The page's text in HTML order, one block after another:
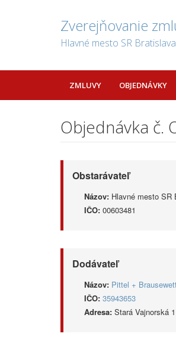
Zverejňovanie
Hlavné mesto SR Bratislava
ZMLUVY OBJEDNÁVKY
Objednávka č.
Obstarávateľ
Názov: Hlavné mesto SR
IČO: 00603481
Dodávateľ
Názov: Pittel +
IČO: 35943653
Adresa: Stará Vajnorská 1